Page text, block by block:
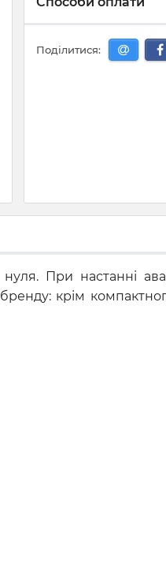
Поділитися:
При настанні
крім